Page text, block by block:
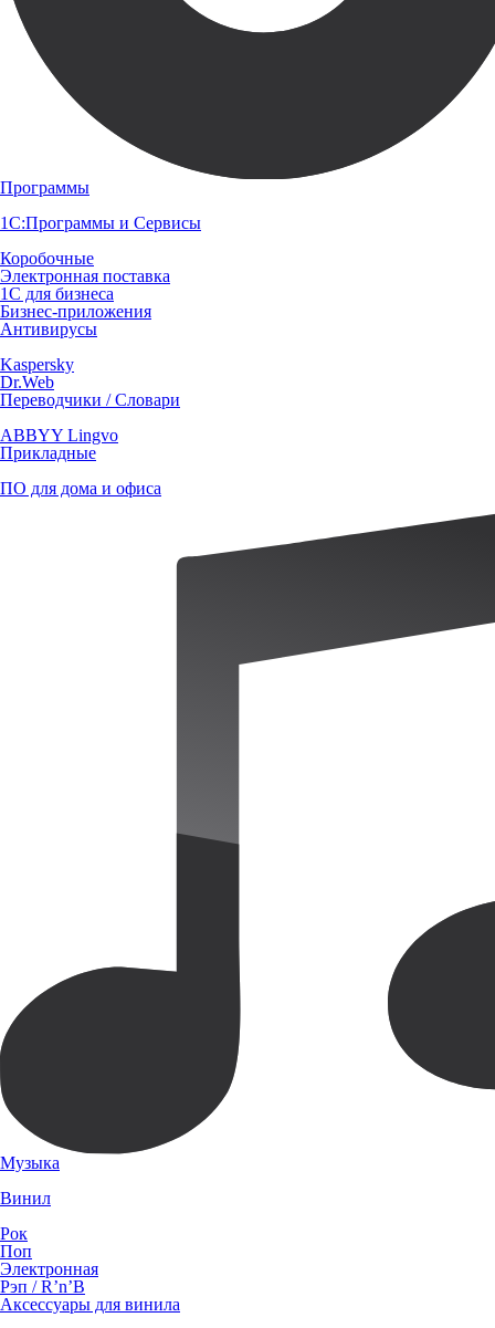
Программы
1С:Программы и Сервисы
Коробочные
Электронная поставка
1С для бизнеса
Бизнес-приложения
Антивирусы
Kaspersky
Dr.Web
Переводчики / Словари
ABBYY Lingvo
Прикладные
ПО для дома и офиса
Музыка
Винил
Рок
Поп
Электронная
Рэп / R’n’B
Аксессуары для винила